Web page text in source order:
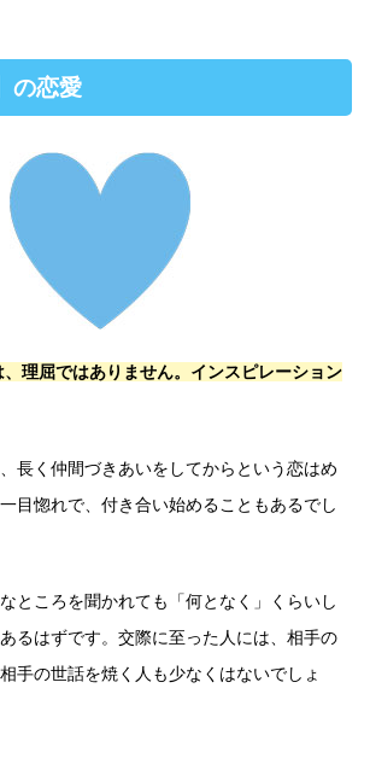
の恋愛
理屈ではありません。インスピレーション
長く仲間づきあいをしてからという恋はめ
目惚れで、付き合い始めることもあるでし
ところを聞かれても「何となく」くらいし
るはずです。交際に至った人には、相手の
手の世話を焼く人も少なくはないでしょ